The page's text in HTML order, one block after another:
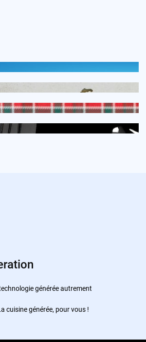
générée autrement
cuisine générée, pour vous !